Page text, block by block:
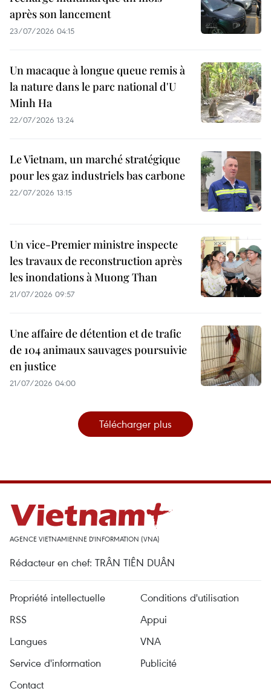
après son lancement
23/07/2026 04:15
Un macaque à longue queue remis à
la nature dans le parc national d'U
Minh Ha
22/07/2026 13:24
Le Vietnam, un marché stratégique
pour les gaz industriels bas carbone
22/07/2026 13:15
Un vice-Premier ministre inspecte
les travaux de reconstruction après
les inondations à Muong Than
21/07/2026 09:57
Une affaire de détention et de trafic
de 104 animaux sauvages poursuivie
en justice
21/07/2026 04:00
Télécharger plus
AGENCE VIETNAMIENNE D'INFORMATION (VNA)
Rédacteur en chef: TRÂN TIÊN DUÂN
Propriété intellectuelle
Conditions d'utilisation
RSS
Appui
Langues
VNA
Service d'information
Publicité
Contact